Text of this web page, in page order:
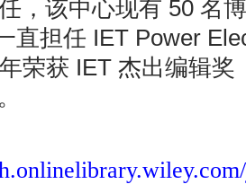
，该中心现有 50 名
直担任 IET Power
荣获 IET 杰出编辑奖